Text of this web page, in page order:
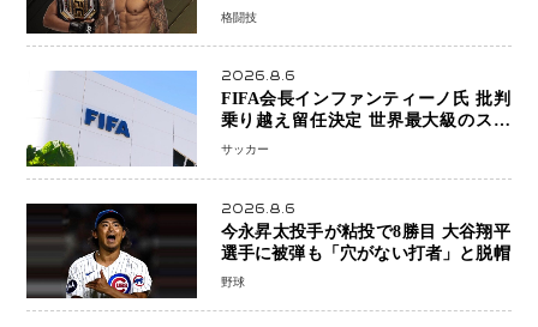
ントで再戦決定 「完全決着」に世界
格闘技
2026.8.6
FIFA会長インファンティーノ氏 批判
乗り越え留任決定 世界最大級のスポ
ーツ組織を支える「権威」は揺るがず
サッカー
2026.8.6
今永昇太投手が粘投で8勝目 大谷翔平
選手に被弾も「穴がない打者」と脱帽
野球